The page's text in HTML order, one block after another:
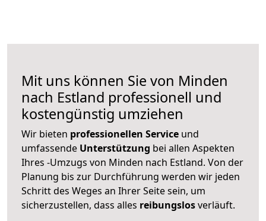
Mit uns können Sie von Minden
nach Estland professionell und
kostengünstig umziehen
Wir bieten professionellen Service und
umfassende Unterstützung bei allen Aspekten
Ihres -Umzugs von Minden nach Estland. Von der
Planung bis zur Durchführung werden wir jeden
Schritt des Weges an Ihrer Seite sein, um
sicherzustellen, dass alles reibungslosverläuft.